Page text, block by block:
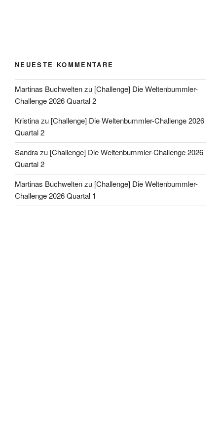
NEUESTE KOMMENTARE
Martinas Buchweltenzu [Challenge] Die Weltenbummler-
Challenge 2026 Quartal 2
Kristinazu [Challenge] Die Weltenbummler-Challenge 2026
Quartal 2
Sandrazu [Challenge] Die Weltenbummler-Challenge 2026
Quartal 2
Martinas Buchweltenzu [Challenge] Die Weltenbummler-
Challenge 2026 Quartal 1